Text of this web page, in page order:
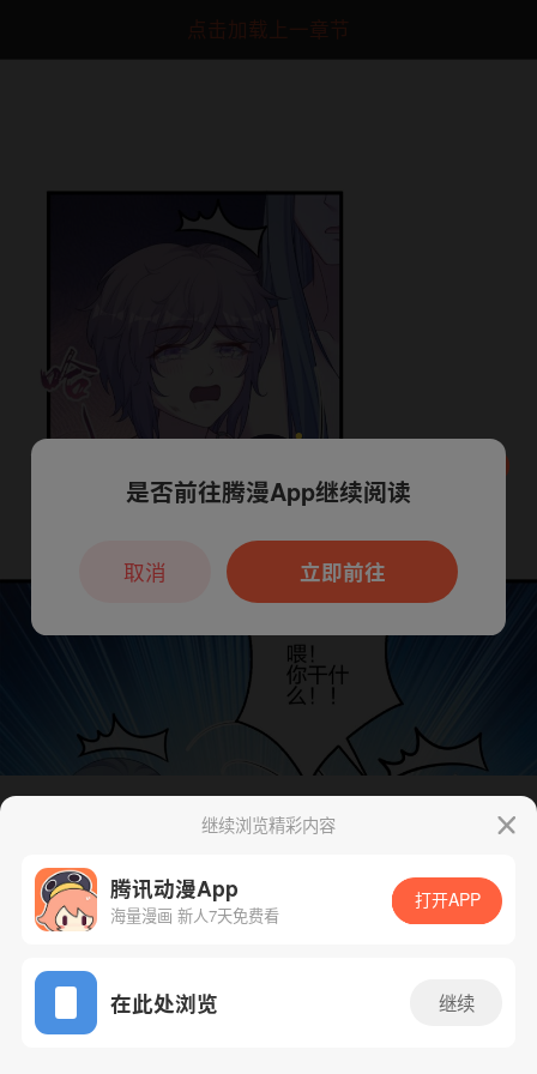
点击加载上一章节
App免费看
腾漫App免费看
继续浏览精彩内容
腾讯动漫App
海量漫画 新人7天免费看
打开APP
在此处浏览 继续
本章节仅支持App阅读，可打开App新用
户7天免费看
是否前往腾漫App继续阅读
立即前往
取消